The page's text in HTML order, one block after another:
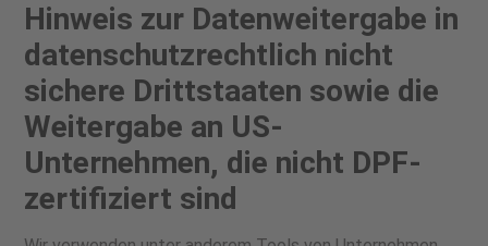
Hinweis zur Datenweitergabe in
datenschutzrechtlich nicht
sichere Drittstaaten sowie die
Weitergabe an US-
Unternehmen, die nicht DPF-
zertifiziert sind